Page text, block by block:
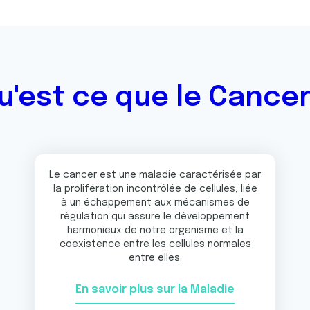
ce que le
Le cancer est une maladie caractérisée par
la prolifération incontrôlée de cellules, liée
à un échappement aux mécanismes de
régulation qui assure le développement
harmonieux de notre organisme et la
coexistence entre les cellules normales
entre elles.
En savoir plus sur la Maladie